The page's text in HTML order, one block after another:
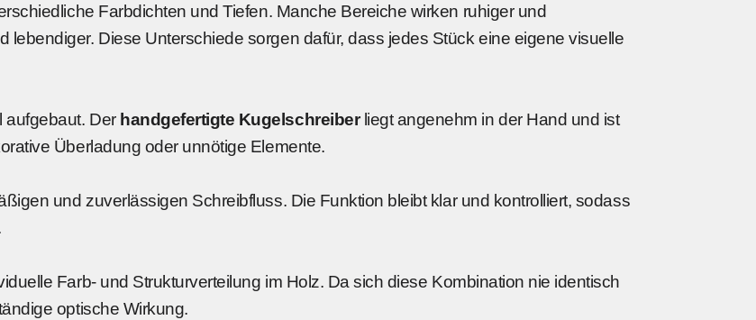
Farbdichten und Tiefen. Manche Bereiche wirken ruhiger und
lebendiger. Diese Unterschiede sorgen dafür, dass jedes Stück eine eigene visuelle
aufgebaut. Der handgefertigte Kugelschreiberliegt angenehm in der Hand und ist
Überladung oder unnötige Elemente.
und zuverlässigen Schreibfluss. Die Funktion bleibt klar und kontrolliert, sodass
Farb- und Strukturverteilung im Holz. Da sich diese Kombination nie identisch
optische Wirkung.